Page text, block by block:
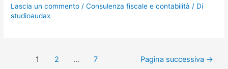
Lascia un commento /Consulenza fiscale e contabilità / Di
studioaudax
1 2 … 7 Pagina successiva →